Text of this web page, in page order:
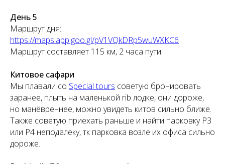
День 5
Маршрут дня:
https://maps.app.goo.gl/pV1VQkDRp5wuWXKC6
Маршрут составляет 115 км, 2 часа пути.
Китовое сафари
Мы плавали со Special tours советую бронировать
заранее, плыть на маленькой rib лодке, они дороже,
но манёвреннее, можно увидеть китов сильно ближе.
Также советую приехать раньше и найти парковку P3
или P4 неподалеку, тк парковка возле их офиса сильно
дороже.